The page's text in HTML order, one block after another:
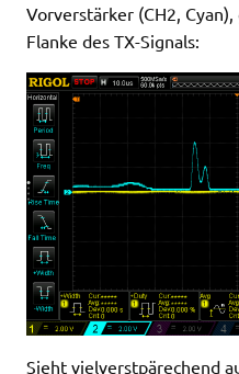
Vorverstärker (CH2,
Flanke des TX-Signals:
Sieht vielverstpärechend